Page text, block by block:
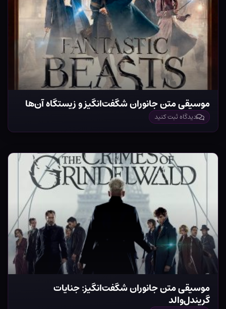
موسیقی متن جانوران شگفت‌انگیز و زیستگاه آن‌ها
دیدگاه ثبت کنید
موسیقی متن جانوران شگفت‌انگیز: جنایات
گریندل‌والد